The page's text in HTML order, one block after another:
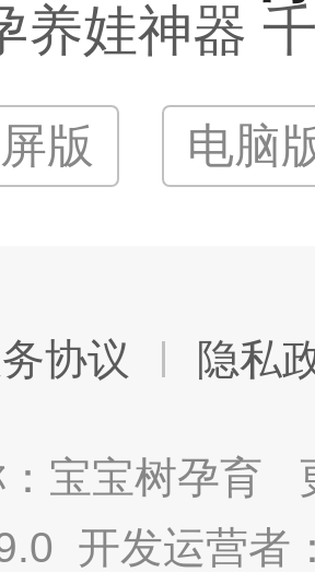
养娃神器
版 电脑
协议 隐私
：宝宝树孕育
开发运营者